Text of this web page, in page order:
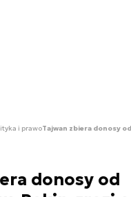
i prawo
donosy od